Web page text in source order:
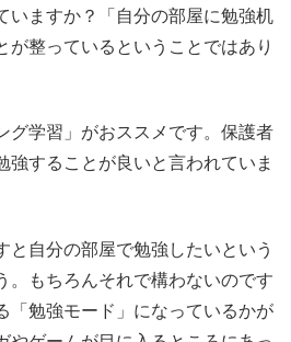
いますか？「自分の部屋に勉強机
が整っているということではあり
グ学習」がおススメです。保護者
強することが良いと言われていま
と自分の部屋で勉強したいという
。もちろんそれで構わないのです
「勉強モード」になっているかが